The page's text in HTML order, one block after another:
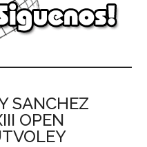
SANCHEZ
OPEN